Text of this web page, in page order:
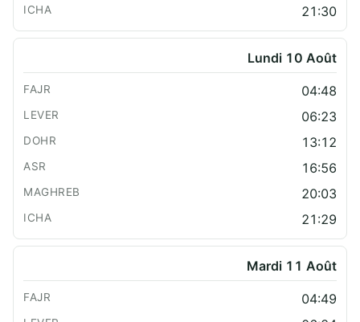
21:30
Lundi 10 Août
04:48
06:23
13:12
16:56
20:03
21:29
Mardi 11 Août
04:49